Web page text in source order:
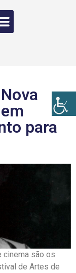
para
cinema são os
de Artes de